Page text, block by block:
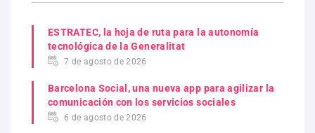
ESTRATEC, la hoja de ruta para la autonomía
tecnológica de la Generalitat
7 de agosto de 2026
Barcelona Social, una nueva app para agilizar la
comunicación con los servicios sociales
6 de agosto de 2026